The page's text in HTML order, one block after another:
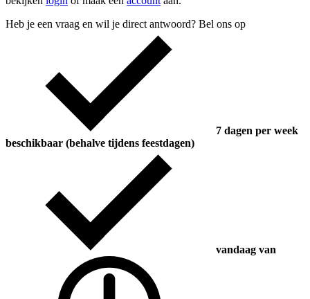
Heb je een vraag en wil je direct antwoord? Bel ons op
7 dagen per week
beschikbaar (behalve tijdens feestdagen)
vandaag van